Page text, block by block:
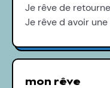
Je rêve de
Je rêve d avoir une
mon rêve